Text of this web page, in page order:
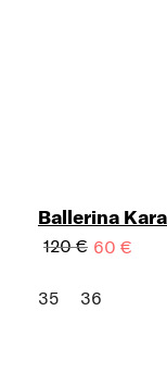
Ballerina
120 € 60 €
35 36